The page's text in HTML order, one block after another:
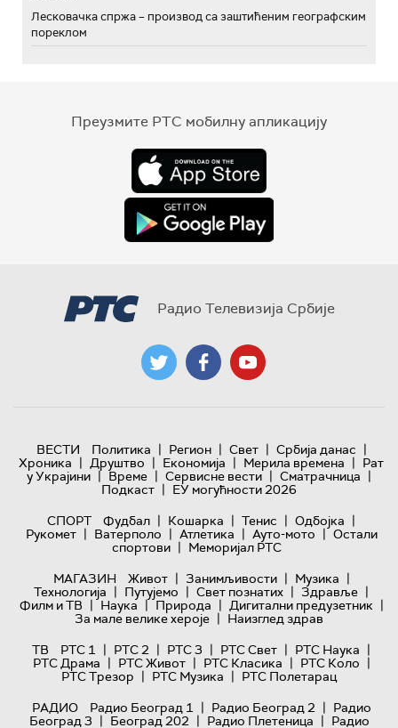
Лесковачка спржа – производ са заштићеним географским
пореклом
Преузмите РТС мобилну апликацију
Радио Телевизија Србије
ВЕСТИ Политика | Регион | Свет | Србија данас |
Хроника | Друштво | Економија | Мерила времена | Рат
у Украјини | Време | Сервисне вести | Сматрачница |
Подкаст | ЕУ могућности 2026
СПОРТ
Фудбал | Кошарка | Тенис | Одбојка |
Рукомет | Ватерполо | Атлетика | Ауто-мото | Остали
спортови | Меморијал РТС
МАГАЗИН
Живот | Занимљивости | Музика |
Технологијa | Путујемо | Свет познатих | Здравље |
Филм и ТВ | Наука | Природа | Дигитални предузетник |
За мале велике хероје | Наизглед здрав
ТВ
РТС 1 | РТС 2 | РТС 3 | РТС Свет | РТС Наука |
РТС Драма | РТС Живот | РТС Класика | РТС Коло |
РТС Трезор | РТС Музика | РТС Полетарац
РАДИО
Радио Београд 1 | Радио Београд 2 | Радио
Београд 3 | Београд 202 | Радио Плетеница | Радио